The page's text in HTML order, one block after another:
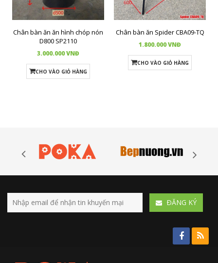
Chân bàn ăn ăn hình chóp nón
D800 SP2110
3.000.000 VNĐ
CHO VÀO GIỎ HÀNG
Chân bàn ăn Spider CBA09-TQ
1.800.000 VNĐ
CHO VÀO GIỎ HÀNG
ÐĂNG KÝ